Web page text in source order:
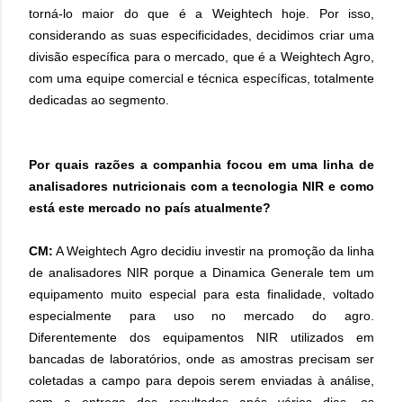
torná-lo maior do que é a Weightech hoje. Por isso,
considerando as suas especificidades, decidimos criar uma
divisão específica para o mercado, que é a Weightech Agro,
com uma equipe comercial e técnica específicas, totalmente
dedicadas ao segmento.
Por quais razões a companhia focou em uma linha de
analisadores nutricionais com a tecnologia NIR e como
está este mercado no país atualmente?
CM: A Weightech Agro decidiu investir na promoção da linha
de analisadores NIR porque a Dinamica Generale tem um
equipamento muito especial para esta finalidade, voltado
especialmente para uso no mercado do agro.
Diferentemente dos equipamentos NIR utilizados em
bancadas de laboratórios, onde as amostras precisam ser
coletadas a campo para depois serem enviadas à análise,